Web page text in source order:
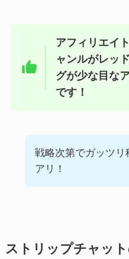
アフィリエイ
ャンルがレッ
グが少な目な
です！
戦略次第でガッツリ
アリ！
ストリップチャッ